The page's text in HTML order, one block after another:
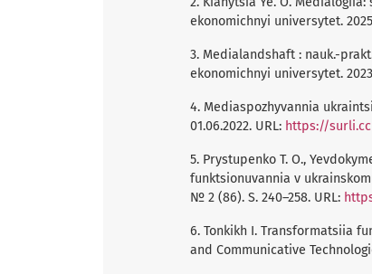
ekonomichnyi universytet.
3. Medialandshaft : nauk.-
ekonomichnyi universytet.
4. Mediaspozhyvannia
01.06.2022. URL: https://
5. Prystupenko T. O.,
funktsionuvannia v
№ 2 (86). S. 240–258. URL:
6. Tonkikh I. Transformatsiia
and Communicative